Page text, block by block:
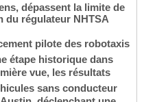
dépassent la limite de
du régulateur NHTSA
pilote des robotaxis
étape historique dans
vue, les résultats
sans conducteur